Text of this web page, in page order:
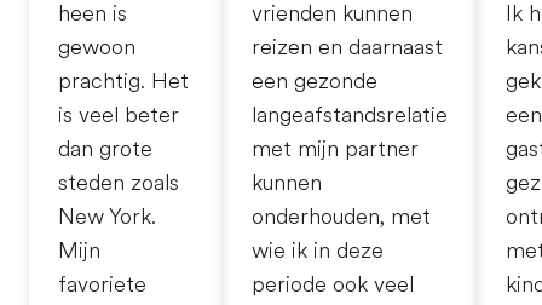
heen is
gewoon
prachtig. Het
is veel beter
dan grote
steden zoals
New York.
Mijn
favoriete
vrienden kunnen
reizen en daarnaast
een gezonde
langeafstandsrelatie
met mijn partner
kunnen
onderhouden, met
wie ik in deze
periode ook veel
Ik